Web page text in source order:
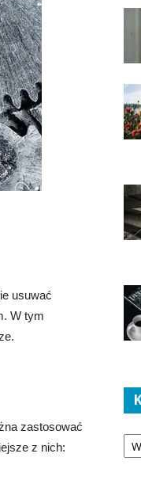
usuwać
W tym
zastosować
z nich: